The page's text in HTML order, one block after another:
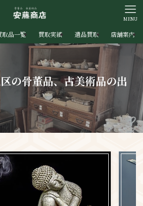
MENU
取品一覧 買取実績 遺品買取 店舗案内
の骨董品、古美術品の出